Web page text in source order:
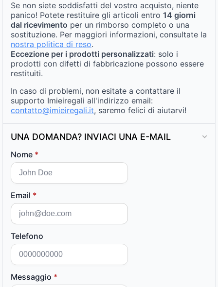
Se non siete soddisfatti del vostro acquisto, niente
panico! Potete restituire gli articoli entro 14 giorni
dal ricevimento per un rimborso completo o una
sostituzione. Per maggiori informazioni, consultate la
nostra politica di reso.
Eccezione per i prodotti personalizzati: solo i
prodotti con difetti di fabbricazione possono essere
restituiti.
In caso di problemi, non esitate a contattare il
supporto Imieiregali all'indirizzo email:
contatto@imieiregali.it, saremo felici di aiutarvi!
UNA DOMANDA? INVIACI UNA E-MAIL
Nome *
Email *
Telefono
Messaggio *